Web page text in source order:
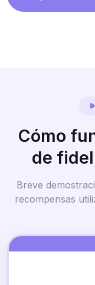
Cómo
de
Breve
recompensas